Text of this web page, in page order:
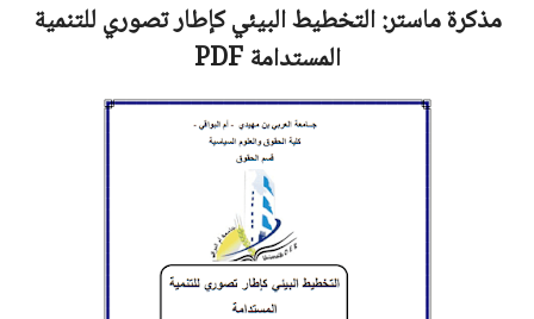
مذكرة ماستر:التخطيط البيئي كإطار تصوري للتنمية
المستدامة PDF